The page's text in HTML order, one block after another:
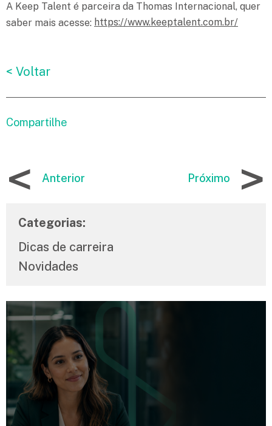
A Keep Talent é parceira da Thomas Internacional, quer
saber mais acesse: https://www.keeptalent.com.br/
< Voltar
Compartilhe
< Anterior Próximo >
Categorias:
Dicas de carreira
Novidades